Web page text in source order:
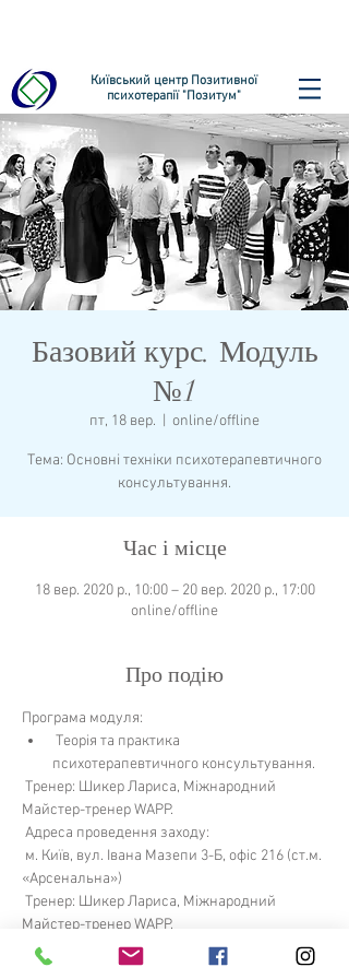
Київський центр Позитивної
психотерапії "Позитум"
Базовий курс. Модуль
№1
пт, 18 вер. online/offline
Тема: Основні техніки психотерапевтичного
Час і місце
18 вер. 2020 р., 10:00 – 20 вер. 2020 р., 17:00
online/offline
Про подію
Програма модуля:
психотерапевтичного консультування.
Майстер-тренер WAPP.
Адреса проведення заходу:
«Арсенальна»)
Майстер-тренер WAPP.
Детальніше >